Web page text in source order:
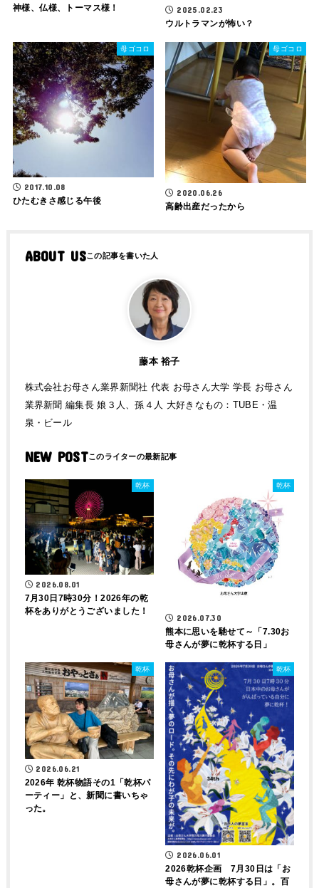
神様、仏様、トーマス様！ 2025.02.23
ウルトラマンが怖い？
母ゴコロ
2017.10.08
ひたむきさ感じる午後
母ゴコロ
2020.06.26
高齢出産だったから
ABOUT US
藤本 裕子
株式会社お母さん業界新聞社 代表 お母さん大学 学長 お母さん
業界新聞 編集長 娘３人、孫４人 大好きなもの：TUBE・温
泉・ビール
NEW POST
乾杯
2026.08.01
7月30日7時30分！2026年の乾
杯をありがとうございました！
乾杯
2026.07.30
熊本に思いを馳せて～「7.30お
母さんが夢に乾杯する日」
乾杯
2026.06.21
2026年 乾杯物語その1「乾杯パ
ーティー」と、新聞に書いちゃ
った。
乾杯
2026.06.01
2026乾杯企画 7月30日は「お
母さんが夢に乾杯する日」。百